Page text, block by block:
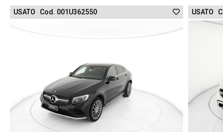
USATO Cod. 001U362550 USATO